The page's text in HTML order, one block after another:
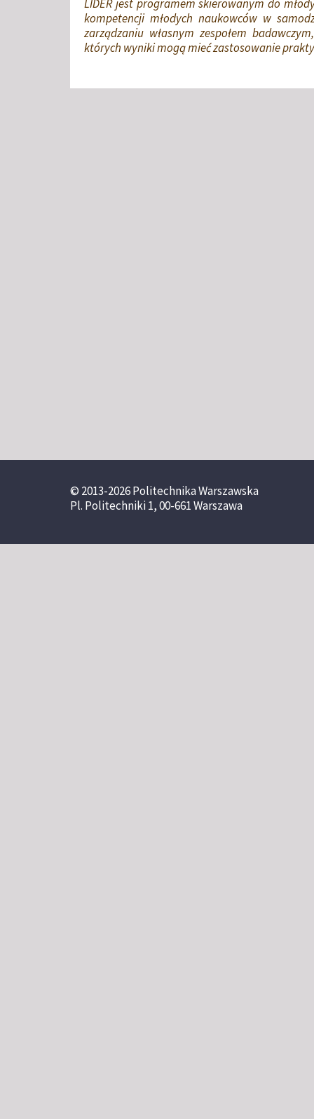
LIDER jest programem skierowanym do
kompetencji młodych naukowców w
zarządzaniu własnym zespołem
których wyniki mogą mieć zastosowanie
© 2013-2026 Politechnika Warszawska
Pl. Politechniki 1, 00-661 Warszawa